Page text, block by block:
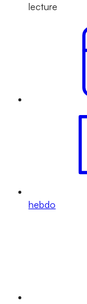
lecture
hebdo